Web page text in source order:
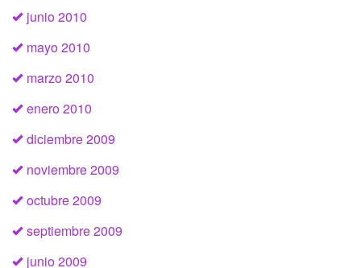
junio 2010
mayo 2010
marzo 2010
enero 2010
diciembre 2009
noviembre 2009
octubre 2009
septiembre 2009
junio 2009